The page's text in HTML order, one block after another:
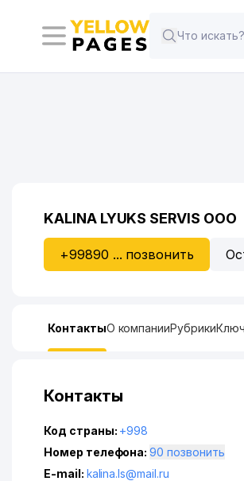
KALINA LYUKS SERVIS ООО
+99890 ... позвонить
КонтактыО компанииРубрики
Контакты
Код страны: +998
Номер телефона:
90 позвонить
E-mail: kalina.ls@mail.ru